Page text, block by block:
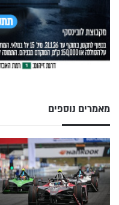
מאמרים נוספים